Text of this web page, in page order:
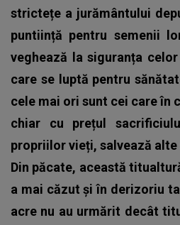
strictețe a jurământului
puntiință pentru semenii
veghează la siguranța
care se luptă pentru
cele mai ori sunt cei care în
chiar cu prețul
propriilor vieți, salvează alte
Din păcate, această
a mai căzut și în derizoriu
acre nu au urmărit decât